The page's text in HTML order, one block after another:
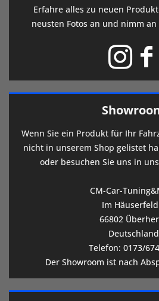
Erfahre alles zu neuen
neusten Fotos an und nimm
Wenn Sie ein Produkt für Ihr
nicht in unserem Shop gelistet
oder besuchen Sie uns in
CM-Car-
Im
66802
Deutschland
Telefon: 0173/
Der Showroom ist nach